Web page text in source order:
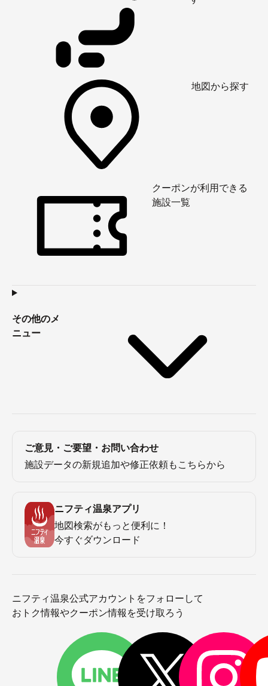
地図から探す
クーポンが利用できる
施設一覧
その他のメ
ニュー
ご意見・ご要望・お問い合わせ
施設データの新規追加や修正依頼もこちらから
ニフティ温泉アプリ
地図検索がもっと便利に！
今すぐダウンロード
ニフティ温泉公式アカウントをフォローして
おトク情報やクーポン情報を受け取ろう